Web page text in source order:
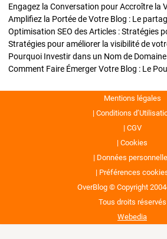
Engagez la Conversation pour Accroître la
Amplifiez la Portée de Votre Blog : Le
Mentions légales
Conditions
CGV
Cookies
Données
Préférences
OverBlog © Copyright
Tous droits réservés
Webedia